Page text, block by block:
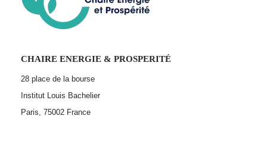
CHAIRE ENERGIE & PROSPERITÉ
28 place de la bourse
Institut Louis Bachelier
Paris, 75002 France